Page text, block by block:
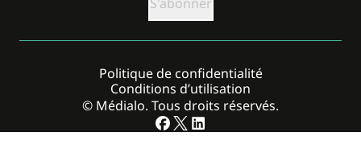
© Médialo. Tous droits réservés.
Politique de confidentialité
Conditions d’utilisation